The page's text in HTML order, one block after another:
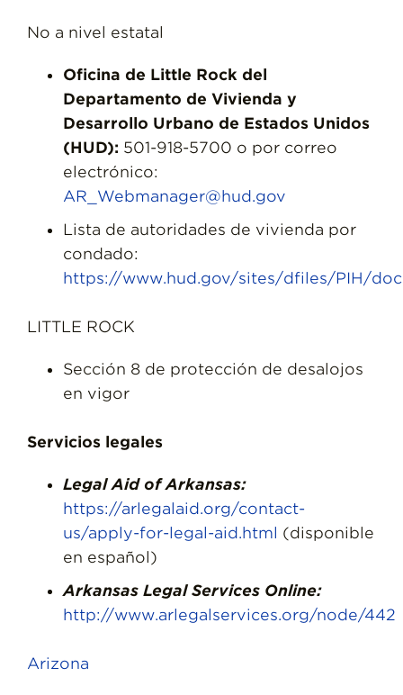
No a nivel estatal
Oficina de Little Rock del
Departamento de Vivienda y
Desarrollo Urbano de Estados Unidos
(HUD): 501-918-5700 o por correo
electrónico:
AR_Webmanager@hud.gov
Lista de autoridades de vivienda por
condado:
https://www.hud.gov/sites/dfiles/PIH/
LITTLE ROCK
Sección 8 de protección de desalojos
en vigor
Servicios legales
Legal Aid of Arkansas:
https://arlegalaid.org/contact-
us/apply-for-legal-aid.html (disponible
en español)
Arkansas Legal Services Online:
http://www.arlegalservices.org/node/442
Arizona